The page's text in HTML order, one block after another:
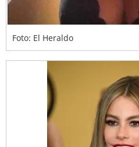
Foto: El Heraldo